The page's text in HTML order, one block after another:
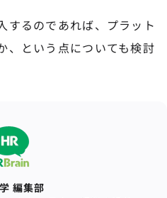
するのであれば、プラット
、という点についても検討
編集部